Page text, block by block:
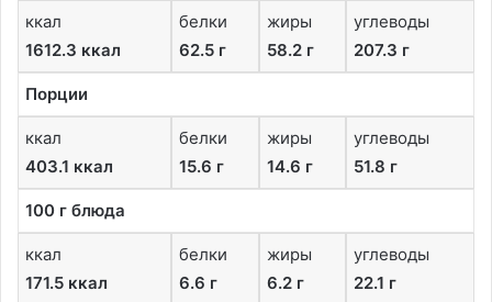
ккал
1612.3 ккал
белки
62.5 г
жиры
58.2 г
углеводы
207.3 г
Порции
ккал
403.1 ккал
белки
15.6 г
жиры
14.6 г
углеводы
51.8 г
100 г блюда
ккал
171.5 ккал
белки
6.6 г
жиры
6.2 г
углеводы
22.1 г